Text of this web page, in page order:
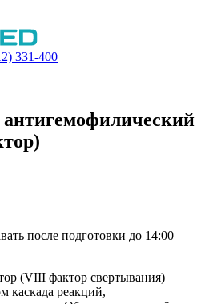
331-400
после подготовки до 14:00
(VIII фактор свертывания)
каскада реакций,